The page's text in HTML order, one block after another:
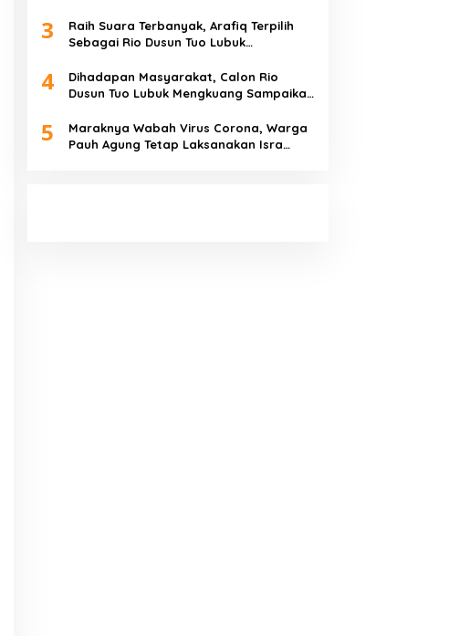
3
Raih Suara Terbanyak, Arafiq Terpilih
Sebagai Rio Dusun Tuo Lubuk
4
Dihadapan Masyarakat, Calon Rio
Dusun Tuo Lubuk Mengkuang Sampaikan
5
Maraknya Wabah Virus Corona, Warga
Pauh Agung Tetap Laksanakan Isra